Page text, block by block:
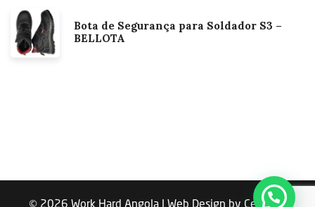
Bota de Segurança para Soldador S3 –
BELLOTA
© 2026 Work Hard Angola | Web Design by Celso de